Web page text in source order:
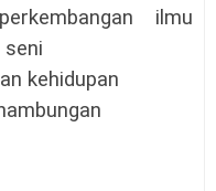
ilmu
seni
kehidupan